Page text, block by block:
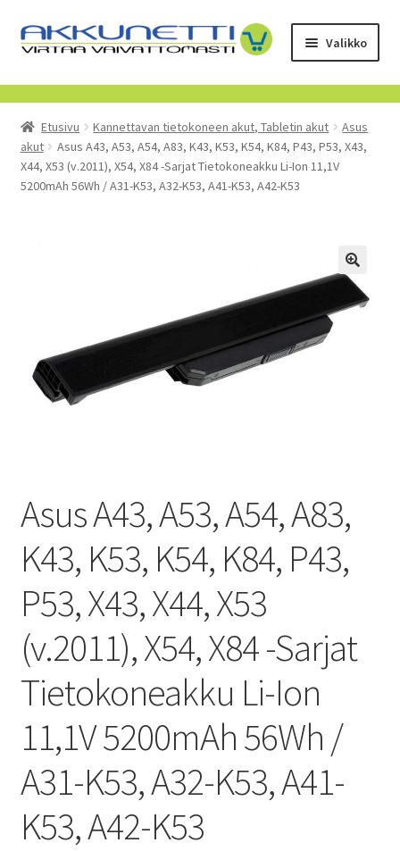
Siirry
navigointiin
Siirry
sisältöön
Valikko
Kauppa
Tietoa meistä
Yrityksille
Etusivu Kannettavan tietokoneen akut, Tabletin akut
Asus
akut
Asus A43, A53, A54, A83, K43, K53, K54, K84, P43, P53, X43,
X44, X53 (v.2011), X54, X84 -Sarjat Tietokoneakku Li-Ion 11,1V
5200mAh 56Wh / A31-K53, A32-K53, A41-K53, A42-K53
Asus A43, A53, A54, A83,
K43, K53, K54, K84, P43,
P53, X43, X44, X53
(v.2011), X54, X84 -Sarjat
Tietokoneakku Li-Ion
11,1V 5200mAh 56Wh /
A31-K53, A32-K53, A41-
K53, A42-K53